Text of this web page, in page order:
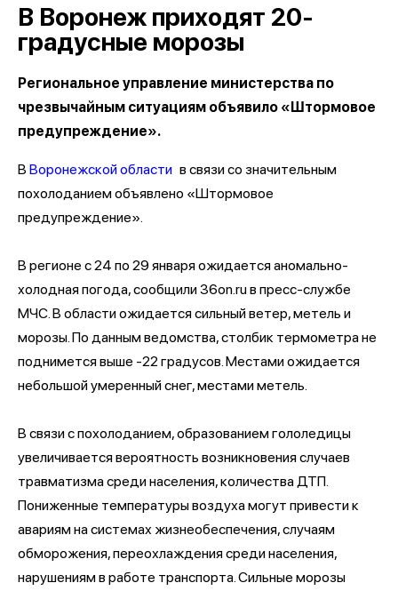
В Воронеж приходят 20-
градусные морозы
Региональное управление министерства по
чрезвычайным ситуациям объявило «Штормовое
предупреждение».
В Воронежской области в связи со значительным
похолоданием объявлено «Штормовое
предупреждение».
В регионе с 24 по 29 января ожидается аномально-
холодная погода, сообщили 36on.ru в пресс-службе
МЧС. В области ожидается сильный ветер, метель и
морозы. По данным ведомства, столбик термометра не
поднимется выше -22 градусов. Местами ожидается
небольшой умеренный снег, местами метель.
В связи с похолоданием, образованием гололедицы
увеличивается вероятность возникновения случаев
травматизма среди населения, количества ДТП.
Пониженные температуры воздуха могут привести к
авариям на системах жизнеобеспечения, случаям
обморожения, переохлаждения среди населения,
нарушениям в работе транспорта. Сильные морозы